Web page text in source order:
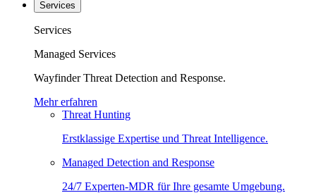
Services
Services
Managed Services
Wayfinder Threat Detection and Response.
Mehr erfahren
Threat Hunting
Erstklassige Expertise und Threat Intelligence.
Managed Detection and Response
24/7 Experten-MDR für Ihre gesamte Umgebung.